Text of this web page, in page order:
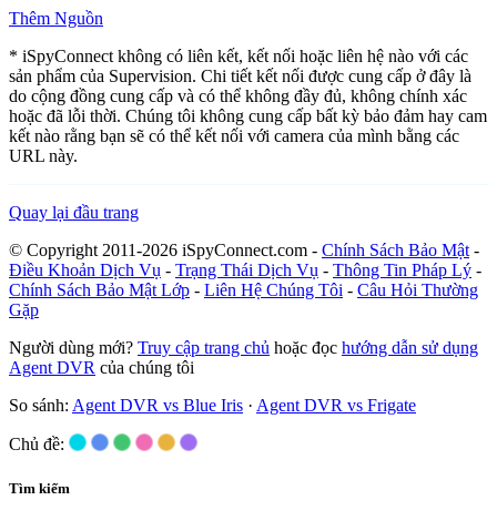
Thêm Nguồn
* iSpyConnect không có liên kết, kết nối hoặc liên hệ nào với các
sản phẩm của Supervision. Chi tiết kết nối được cung cấp ở đây là
do cộng đồng cung cấp và có thể không đầy đủ, không chính xác
hoặc đã lỗi thời. Chúng tôi không cung cấp bất kỳ bảo đảm hay cam
kết nào rằng bạn sẽ có thể kết nối với camera của mình bằng các
URL này.
Quay lại đầu trang
© Copyright 2011-2026 iSpyConnect.com - Chính Sách Bảo Mật -
Điều Khoản Dịch Vụ - Trạng Thái Dịch Vụ - Thông Tin Pháp Lý -
Chính Sách Bảo Mật Lớp - Liên Hệ Chúng Tôi - Câu Hỏi Thường
Gặp
Người dùng mới? Truy cập trang chủ hoặc đọc hướng dẫn sử dụng
Agent DVR của chúng tôi
So sánh: Agent DVR vs Blue Iris · Agent DVR vs Frigate
Chủ đề:
Tìm kiếm